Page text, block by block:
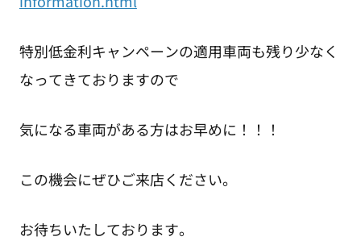
特別低金利キャンペーンの適用車両も残り少なく
なってきておりますので
気になる車両がある方はお早めに！！！
この機会にぜひご来店ください。
お待ちいたしております。